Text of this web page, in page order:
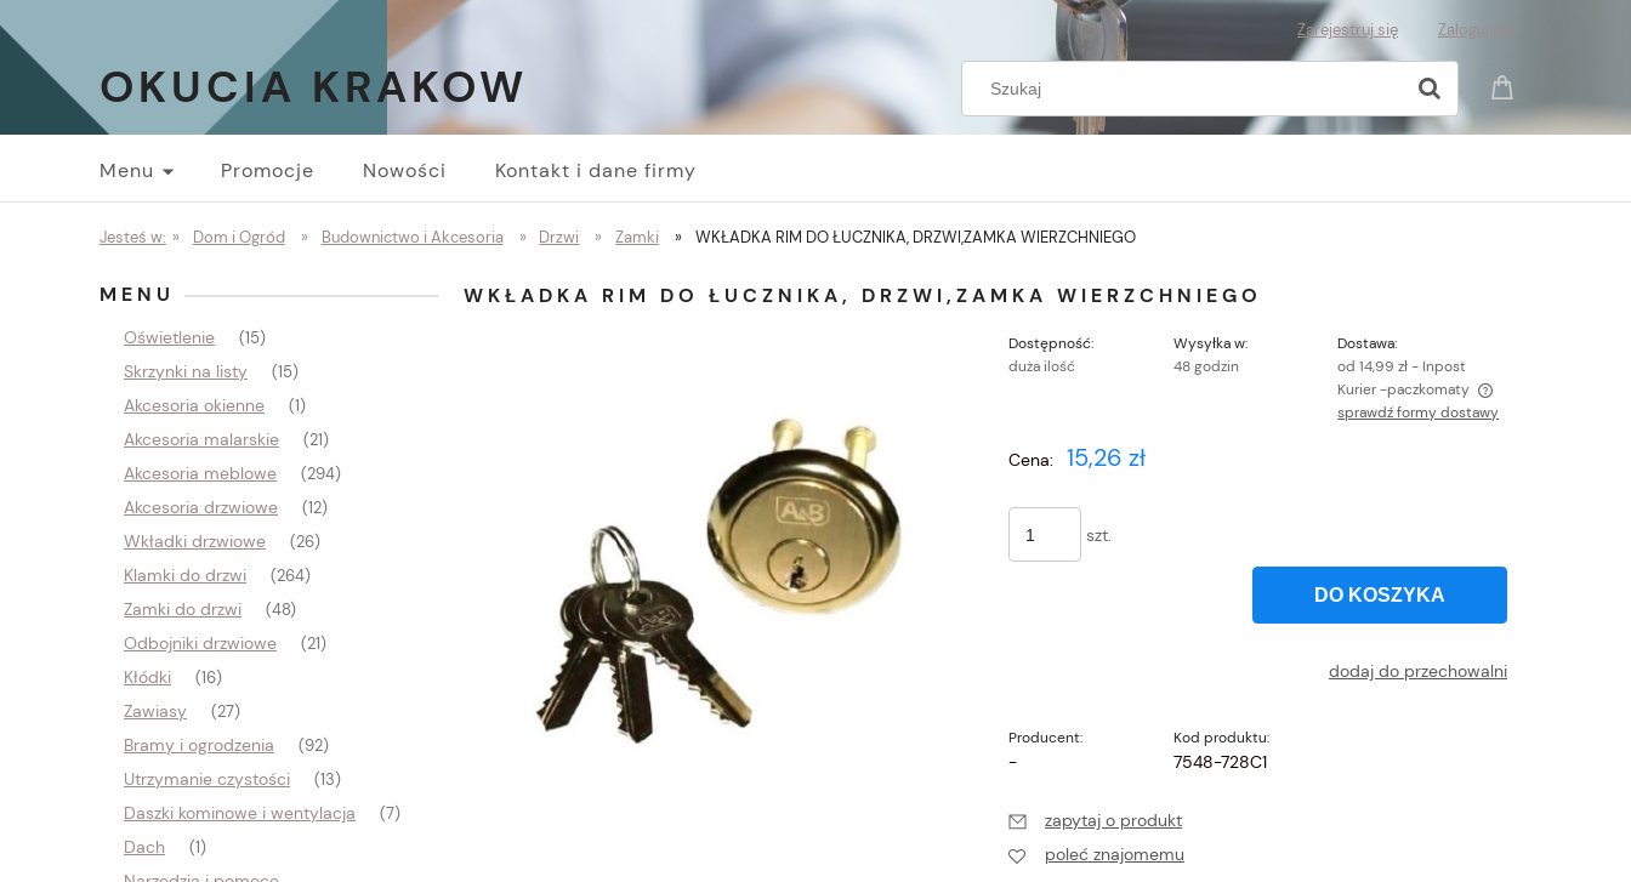
Zarejestruj się Zaloguj się
OKUCIA KRAKOW
Menu Promocje Nowości Kontakt i dane firmy
Jesteś w: » Dom i Ogród » Budownictwo i Akcesoria » Drzwi » Zamki » WKŁADKA RIM DO ŁUCZNIKA, DRZWI,ZAMKA WIERZCHNIEGO
MENU
Oświetlenie (15)
Skrzynki na listy (15)
Akcesoria okienne (1)
Akcesoria malarskie (21)
Akcesoria meblowe (294)
Akcesoria drzwiowe (12)
Wkładki drzwiowe (26)
Klamki do drzwi (264)
Zamki do drzwi (48)
Odbojniki drzwiowe (21)
Kłódki (16)
Zawiasy (27)
Bramy i ogrodzenia (92)
Utrzymanie czystości (13)
Daszki kominowe i wentylacja (7)
Dach (1)
WKŁADKA RIM DO ŁUCZNIKA, DRZWI,ZAMKA WIERZCHNIEGO
Dostępność:
duża ilość
Wysyłka w:
48 godzin
Dostawa:
od 14,99 zł - Inpost
Kurier -paczkomaty
sprawdź formy dostawy
Cena: 15,26 zł
szt.
DO KOSZYKA
dodaj do przechowalni
Producent:
-
Kod produktu:
7548-728C1
zapytaj o produkt
poleć znajomemu